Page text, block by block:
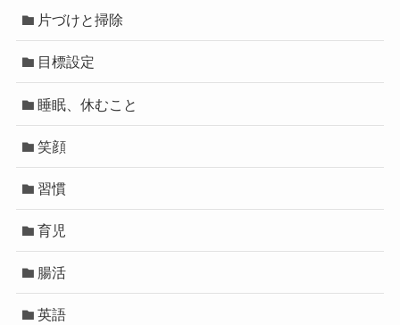
片づけと掃除
目標設定
睡眠、休むこと
笑顔
習慣
育児
腸活
英語